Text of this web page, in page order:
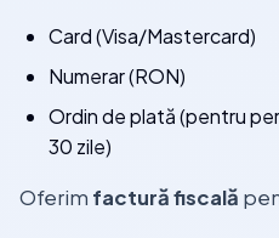
Card (Visa/Mastercard)
Numerar (RON)
Ordin de plată (pentru
30 zile)
Oferim factură fiscală